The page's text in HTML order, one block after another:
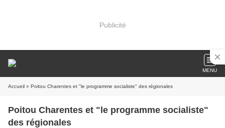
Publicité
MENU
Accueil » Poitou Charentes et "le programme socialiste" des régionales
Poitou Charentes et "le programme socialiste"
des régionales